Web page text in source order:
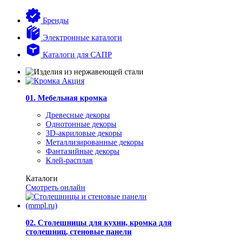
Бренды
Электронные каталоги
Каталоги для САПР
01. Мебельная кромка
Древесные декоры
Однотонные декоры
3D-акриловые декоры
Металлизированные декоры
Фантазийные декоры
Клей-расплав
Каталоги
Смотреть онлайн
02. Столешницы для кухни, кромка для
столешниц, стеновые панели